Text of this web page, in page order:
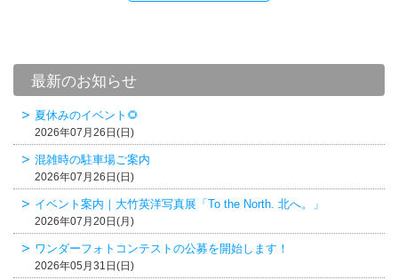
最新のお知らせ
夏休みのイベント🌻
2026年07月26日(日)
混雑時の駐車場ご案内
2026年07月26日(日)
イベント案内｜大竹英洋写真展「To the North. 北へ。」
2026年07月20日(月)
ワンダーフォトコンテストの公募を開始します！
2026年05月31日(日)